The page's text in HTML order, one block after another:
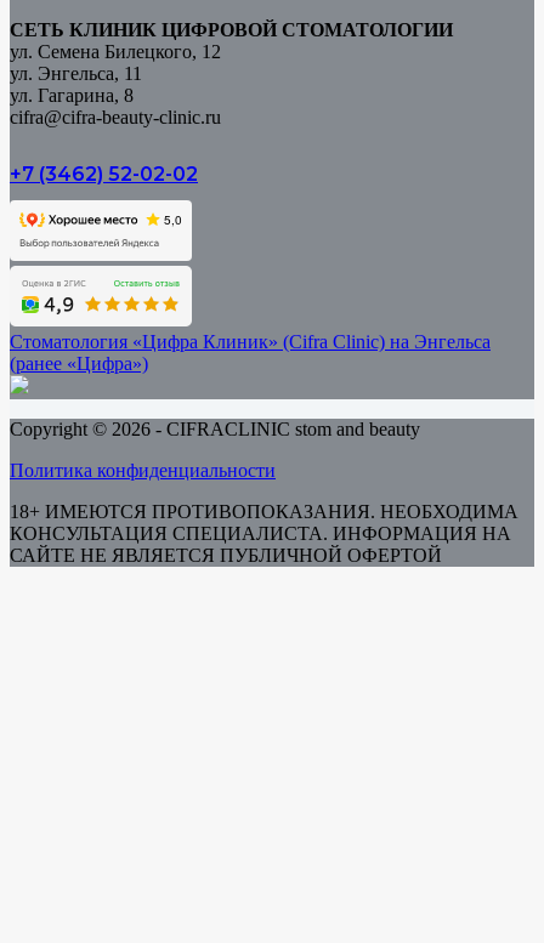
СЕТЬ КЛИНИК ЦИФРОВОЙ СТОМАТОЛОГИИ
ул. Семена Билецкого, 12
ул. Энгельса, 11
ул. Гагарина, 8
cifra@cifra-beauty-clinic.ru
+7 (3462) 52-02-02
Стоматология «Цифра Клиник» (Cifra Clinic) на Энгельса
(ранее «Цифра»)
Copyright © 2026 - CIFRACLINIC stom and beauty
Политика конфиденциальности
18+ ИМЕЮТСЯ ПРОТИВОПОКАЗАНИЯ. НЕОБХОДИМА
КОНСУЛЬТАЦИЯ СПЕЦИАЛИСТА. ИНФОРМАЦИЯ НА
САЙТЕ НЕ ЯВЛЯЕТСЯ ПУБЛИЧНОЙ ОФЕРТОЙ